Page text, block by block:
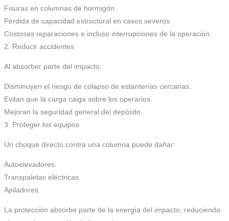
Fisuras en columnas de hormigón.
Pérdida de capacidad estructural en casos severos.
Costosas reparaciones e incluso interrupciones de la operación.
2. Reducir accidentes
Al absorber parte del impacto:
Disminuyen el riesgo de colapso de estanterías cercanas.
Evitan que la carga caiga sobre los operarios.
Mejoran la seguridad general del depósito.
3. Proteger los equipos
Un choque directo contra una columna puede dañar:
Autoelevadores.
Transpaletas eléctricas.
Apiladores.
La protección absorbe parte de la energía del impacto, reduciendo